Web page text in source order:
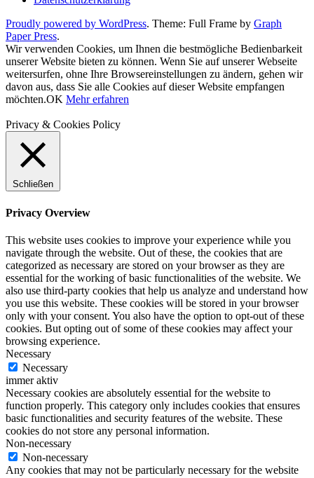
Proudly powered by WordPress. Theme: Full Frame by Graph
Paper Press.
Wir verwenden Cookies, um Ihnen die bestmögliche Bedienbarkeit
unserer Website bieten zu können. Wenn Sie auf unserer Webseite
weitersurfen, ohne Ihre Browsereinstellungen zu ändern, gehen wir
davon aus, dass Sie alle Cookies auf dieser Website empfangen
möchten.OK Mehr erfahren
Privacy & Cookies Policy
Schließen
Privacy Overview
This website uses cookies to improve your experience while you
navigate through the website. Out of these, the cookies that are
categorized as necessary are stored on your browser as they are
essential for the working of basic functionalities of the website. We
also use third-party cookies that help us analyze and understand how
you use this website. These cookies will be stored in your browser
only with your consent. You also have the option to opt-out of these
cookies. But opting out of some of these cookies may affect your
browsing experience.
Necessary
Necessary
immer aktiv
Necessary cookies are absolutely essential for the website to
function properly. This category only includes cookies that ensures
basic functionalities and security features of the website. These
cookies do not store any personal information.
Non-necessary
Non-necessary
Any cookies that may not be particularly necessary for the website